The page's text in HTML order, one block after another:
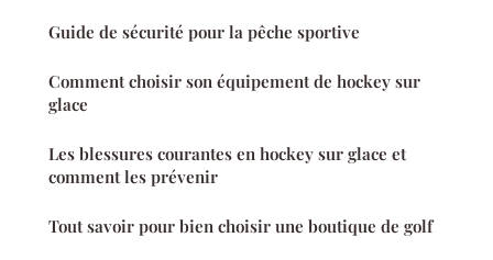
Guide de sécurité pour la pêche sportive
Comment choisir son équipement de hockey sur
glace
Les blessures courantes en hockey sur glace et
comment les prévenir
Tout savoir pour bien choisir une boutique de golf